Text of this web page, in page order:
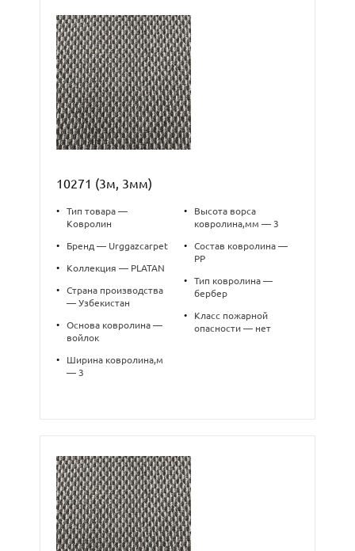
10271 (3м, 3мм)
•
Тип товара —
Ковролин
• Бренд — Urggazcarpet
• Коллекция — PLATAN
•
Страна производства
— Узбекистан
•
Основа ковролина —
войлок
•
Ширина ковролина,м
— 3
•
Высота ворса
ковролина,мм — 3
•
Состав ковролина —
PP
•
Тип ковролина —
бербер
•
Класс пожарной
опасности — нет